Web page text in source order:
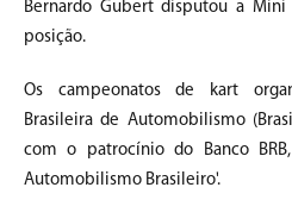
Bernardo Gubert disputou a
posição.
Os campeonatos de kart
Brasileira de Automobilismo
com o patrocínio do Banco
Automobilismo Brasileiro'.